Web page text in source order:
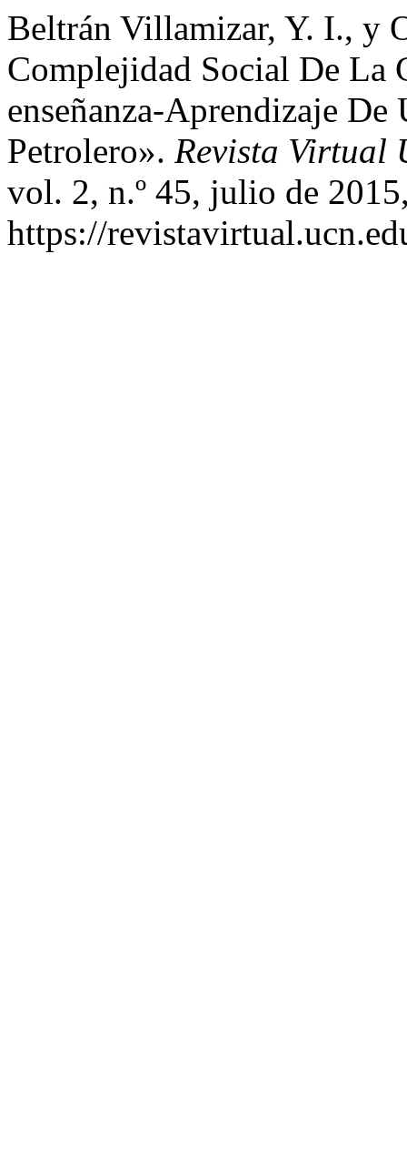
Beltrán Villamizar, Y. I., y
Complejidad Social De La
enseñanza-Aprendizaje
Petrolero». Revista Virtual
vol. 2, n.º 45, julio de
https://